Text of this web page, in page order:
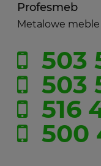
Profesmeb
Metalowe
503
503
516
500